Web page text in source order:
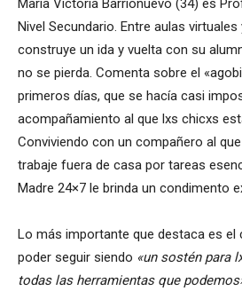
María Victoria Barrionuevo (34) es
Nivel Secundario. Entre aulas
construye un ida y vuelta con su
no se pierda. Comenta sobre el
primeros días, que se hacía casi
acompañamiento al que lxs chicxs
Conviviendo con un compañero al
trabaje fuera de casa por tareas
Madre 24×7 le brinda un condimento
Lo más importante que destaca es
poder seguir siendo «un sostén para
todas las herramientas que